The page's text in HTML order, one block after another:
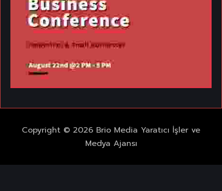
Copyright © 2026 Brio Media Yaratıcı İşler ve
Medya Ajansı